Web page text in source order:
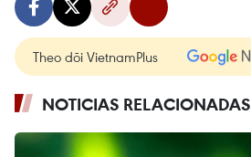
Theo dõi VietnamPlus
NOTICIAS RELACIONADAS